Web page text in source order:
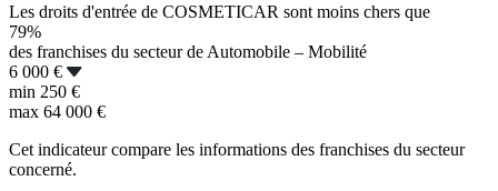
Les droits d'entrée de COSMETICAR sont moins chers que
79%
des franchises du secteur de Automobile – Mobilité
6 000 €
min 250 €
max 64 000 €
Cet indicateur compare les informations des franchises du secteur
concerné.